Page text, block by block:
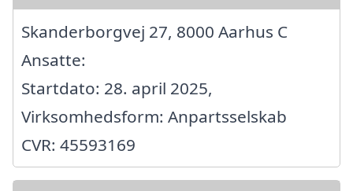
Skanderborgvej 27, 8000 Aarhus C
Ansatte:
Startdato: 28. april 2025,
Virksomhedsform: Anpartsselskab
CVR: 45593169